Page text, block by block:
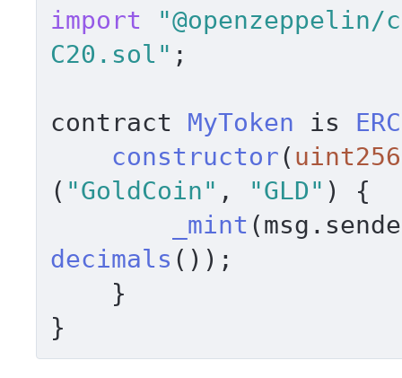
import
"@openzeppelin/
C20.sol" ;
contract MyToken is
constructor(
( "GoldCoin" , "GLD" ) {
_mint (msg.
decimals ());